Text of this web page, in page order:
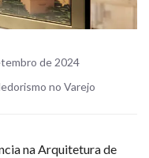
de 2024
no Varejo
na Arquitetura de